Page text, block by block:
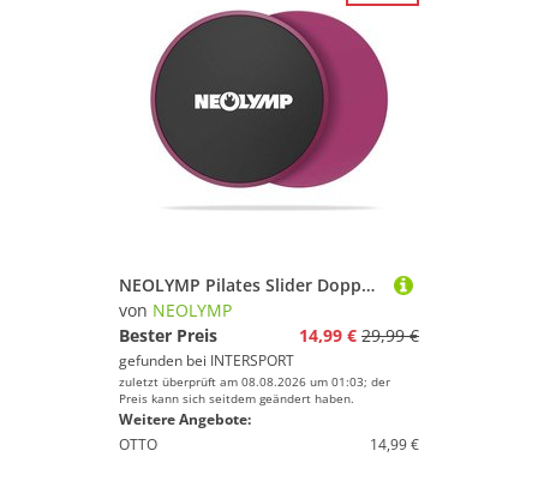
NEOLYMP Pilates Slider Doppelseitige Gleitscheiben für Hartboden & Teppich
von NEOLYMP
Bester Preis
14,99 € 29,99 €
gefunden bei INTERSPORT
zuletzt überprüft am 08.08.2026 um 01:03; der
Preis kann sich seitdem geändert haben.
Weitere Angebote:
OTTO
14,99 €